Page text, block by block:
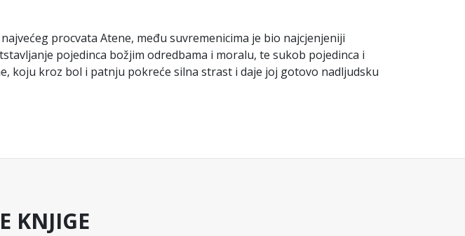
procvata Atene, među suvremenicima je bio najcjenjeniji
pojedinca božjim odredbama i moralu, te sukob pojedinca i
koju kroz bol i patnju pokreće silna strast i daje joj gotovo nadljudsku
KNJIGE